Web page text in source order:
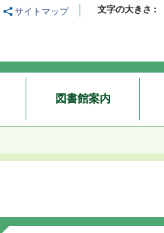
文字の大きさ
サイトマップ
図書館案内